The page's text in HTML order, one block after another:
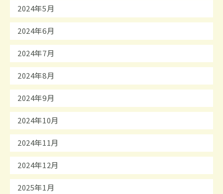
2024年5月
2024年6月
2024年7月
2024年8月
2024年9月
2024年10月
2024年11月
2024年12月
2025年1月